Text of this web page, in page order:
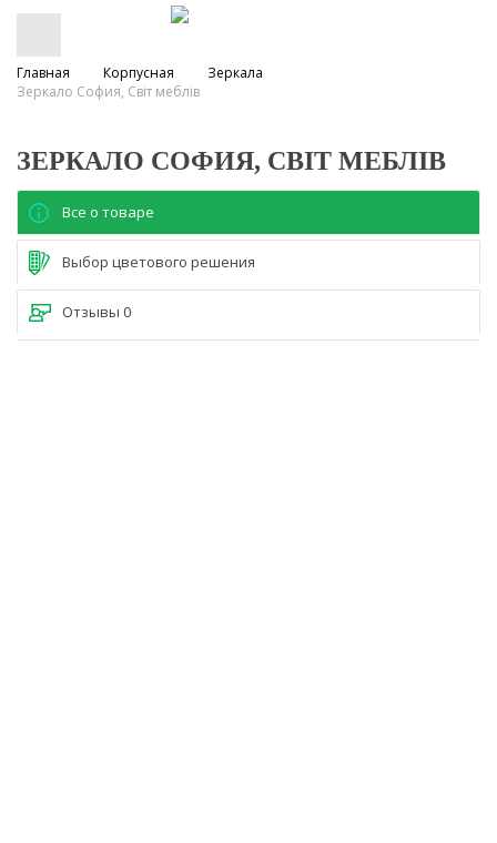
Главная Корпусная
Зеркала
Зеркало София, Світ меблів
ЗЕРКАЛО СОФИЯ, СВІТ МЕБЛІВ
Все о товаре
Выбор цветового решения
Отзывы 0